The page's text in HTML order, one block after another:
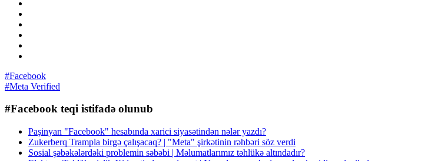
#Facebook
#Meta Verified
#Facebook teqi istifadə olunub
Paşinyan "Facebook" hesabında xarici siyasətindən nələr yazdı?
Zukerberq Trampla birgə çalışacaq? | "Meta" şirkətinin rəhbəri söz verdi
Sosial şəbəkələrdəki problemin səbəbi | Məlumatlarımız təhlükə altındadır?